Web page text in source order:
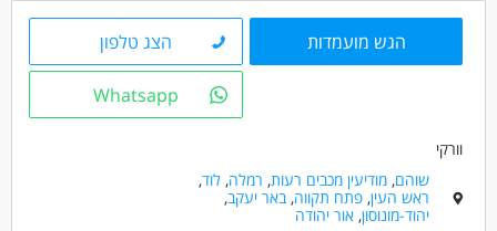
מאפייני משרה
עבודה לפי שעות
הגש מועמדות הצג טלפון
Whatsapp
וורקי
שוהם,מודיעין מכבים רעות, רמלה,לוד,
ראש העין,פתח תקווה,באר יעקב,
יהוד-מונוסון,אור יהודה